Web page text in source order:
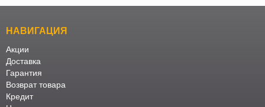
НАВИГАЦИЯ
Акции
Доставка
Гарантия
Возврат товара
Кредит